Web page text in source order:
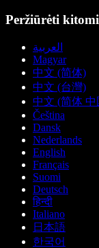
Peržiūrėti
العربية
Magyar
中文 (简体)
中文 (台灣)
中文 (简体 中
Čeština
Dansk
Nederlands
English
Français
Suomi
Deutsch
हिन्दी
Italiano
日本語
한국어